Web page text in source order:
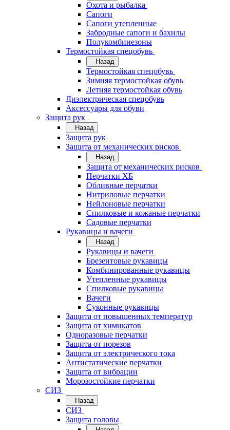
Охота и рыбалка
Сапоги
Сапоги утепленные
Забродные сапоги и бахилы
Полукомбинезоны
Термостойкая спецобувь
Назад
Термостойкая спецобувь
Зимняя термостойкая обувь
Летняя термостойкая обувь
Диэлектрическая спецобувь
Аксессуары для обуви
Защита рук
Назад
Защита рук
Защита от механических рисков
Назад
Защита от механических рисков
Перчатки ХБ
Обливные перчатки
Нитриловые перчатки
Нейлоновые перчатки
Спилковые и кожаные перчатки
Садовые перчатки
Рукавицы и вачеги
Назад
Рукавицы и вачеги
Брезентовые рукавицы
Комбинированные рукавицы
Утепленные рукавицы
Спилковые рукавицы
Вачеги
Суконные рукавицы
Защита от повышенных температур
Защита от химикатов
Одноразовые перчатки
Защита от порезов
Защита от электрического тока
Антистатические перчатки
Защита от вибрации
Морозостойкие перчатки
СИЗ
Назад
СИЗ
Защита головы